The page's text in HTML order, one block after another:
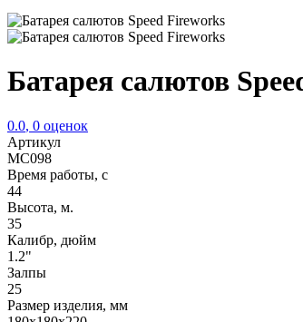
Батарея салютов
0.0, 0 оценок
Артикул
MC098
Время работы, с
44
Высота, м.
35
Калибр, дюйм
1.2"
Залпы
25
Размер изделия, мм